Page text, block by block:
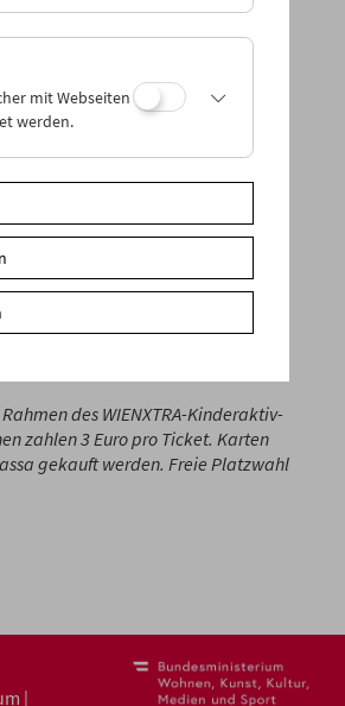
einander aus. Wenn wir
tut, kann das ganz schön lustig
es oft Akrobatik wie bei den
Jahren und ihre Familien,
des WIENXTRA-Kinderaktiv-
zahlen 3 Euro pro Ticket. Karten
gekauft werden. Freie Platzwahl
|
mit Webseiten
werden.